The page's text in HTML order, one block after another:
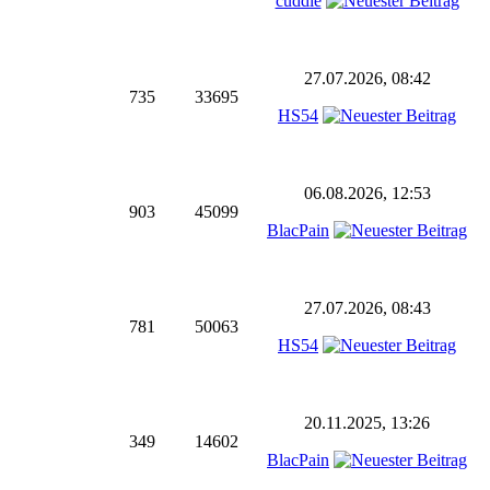
735 33695
27.07.2026, 08:42
HS54
903 45099
06.08.2026, 12:53
BlacPain
781 50063
27.07.2026, 08:43
HS54
349 14602
20.11.2025, 13:26
BlacPain